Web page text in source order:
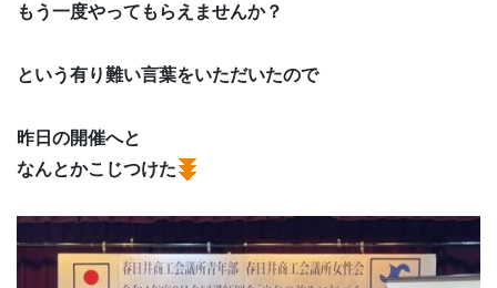
もう一度やってもらえませんか？
という有り難い言葉をいただいたので
昨日の開催へと
なんとかこじつけた